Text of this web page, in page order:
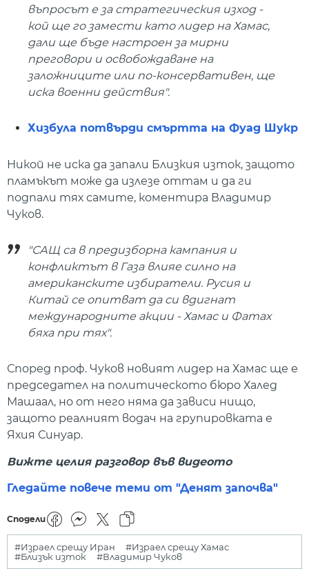
въпросът е за стратегическия изход -
кой ще го замести като лидер на Хамас,
дали ще бъде настроен за мирни
преговори и освобождаване на
заложниците или по-консервативен, ще
иска военни действия".
Хизбула потвърди смъртта на Фуад Шукр
Никой не иска да запали Близкия изток, защото
пламъкът може да излезе оттам и да ги
подпали тях самите, коментира Владимир
Чуков.
"САЩ са в предизборна кампания и
конфликтът в Газа влияе силно на
американските избиратели. Русия и
Китай се опитват да си вдигнат
международните акции - Хамас и Фатах
бяха при тях".
Според проф. Чуков новият лидер на Хамас ще е
председател на политическото бюро Халед
Машаал, но от него няма да зависи нищо,
защото реалният водач на групировката е
Яхия Синуар.
Вижте целия разговор във видеото
Гледайте повече теми от "Денят започва"
Сподели
#Израел срещу Иран
#Израел срещу Хамас
#Близък изток
#Владимир Чуков